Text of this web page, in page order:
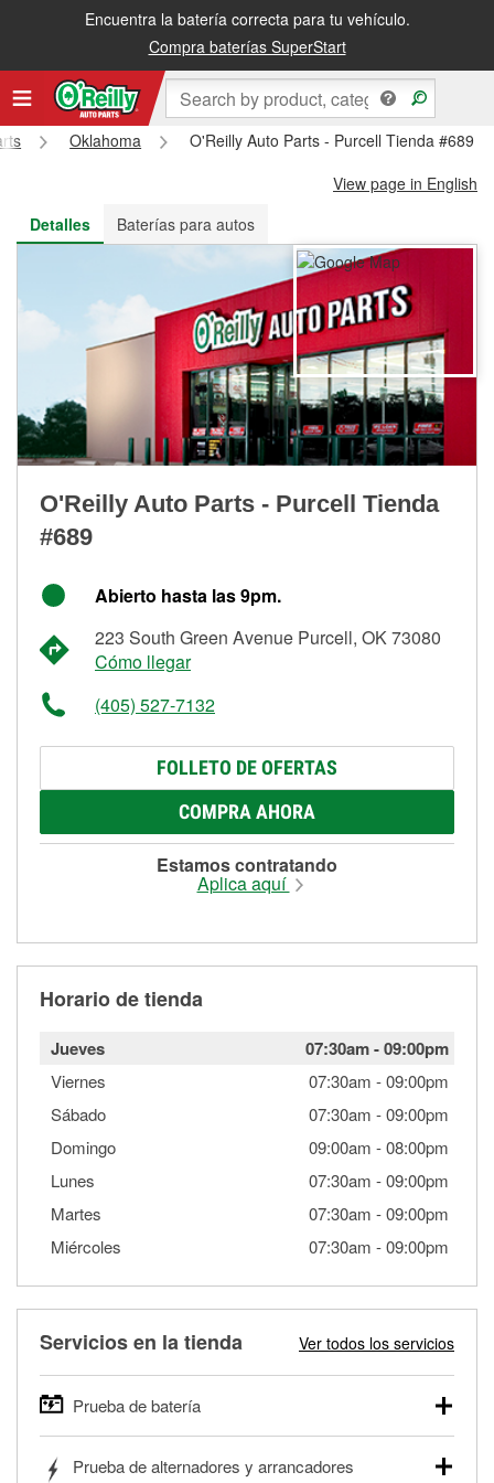
Encuentra la batería correcta para tu vehículo.
Compra baterías SuperStart
Recibe tu orden gratis al día siguiente o recógela en la tienda
Oklahoma
O'Reilly Auto Parts - Purcell Tienda #689
View page in English
Detalles
Baterías para autos
O'Reilly Auto Parts - Purcell Tienda
#689
Abierto hasta las 9pm.
223 South Green Avenue Purcell, OK 73080
Cómo llegar
(405) 527-7132
FOLLETO DE OFERTAS
COMPRA AHORA
Estamos contratando
Aplica aquí
Horario de tienda
Jueves 07:30am-09:00pm
Viernes 07:30am -09:00pm
Sábado
07:30am -09:00pm
Domingo
09:00am -08:00pm
Lunes
07:30am -09:00pm
Martes
07:30am -09:00pm
Miércoles
07:30am -09:00pm
Servicios en la tienda Ver todos los servicios
Prueba de batería
autos, camionetas, SUVs, vehículos comerciales y
Prueba de alternadores y arrancadores